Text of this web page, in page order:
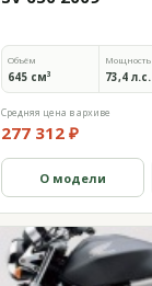
Объём
645 см³
Мощность
73,4 л.с.
Средняя цена в архиве
277 312 ₽
О модели